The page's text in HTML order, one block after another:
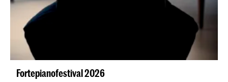
Fortepianofestival 2026